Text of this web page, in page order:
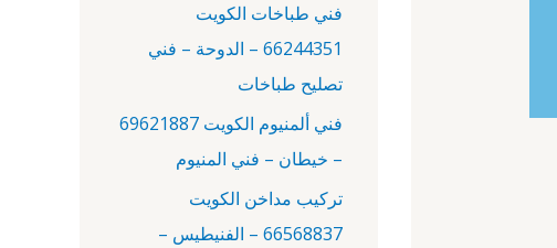
فني طباخات الكويت
66244351 – الدوحة – فني
تصليح طباخات
فني ألمنيوم الكويت 69621887
– خيطان – فني المنيوم
تركيب مداخن الكويت
66568837 – الفنيطيس –